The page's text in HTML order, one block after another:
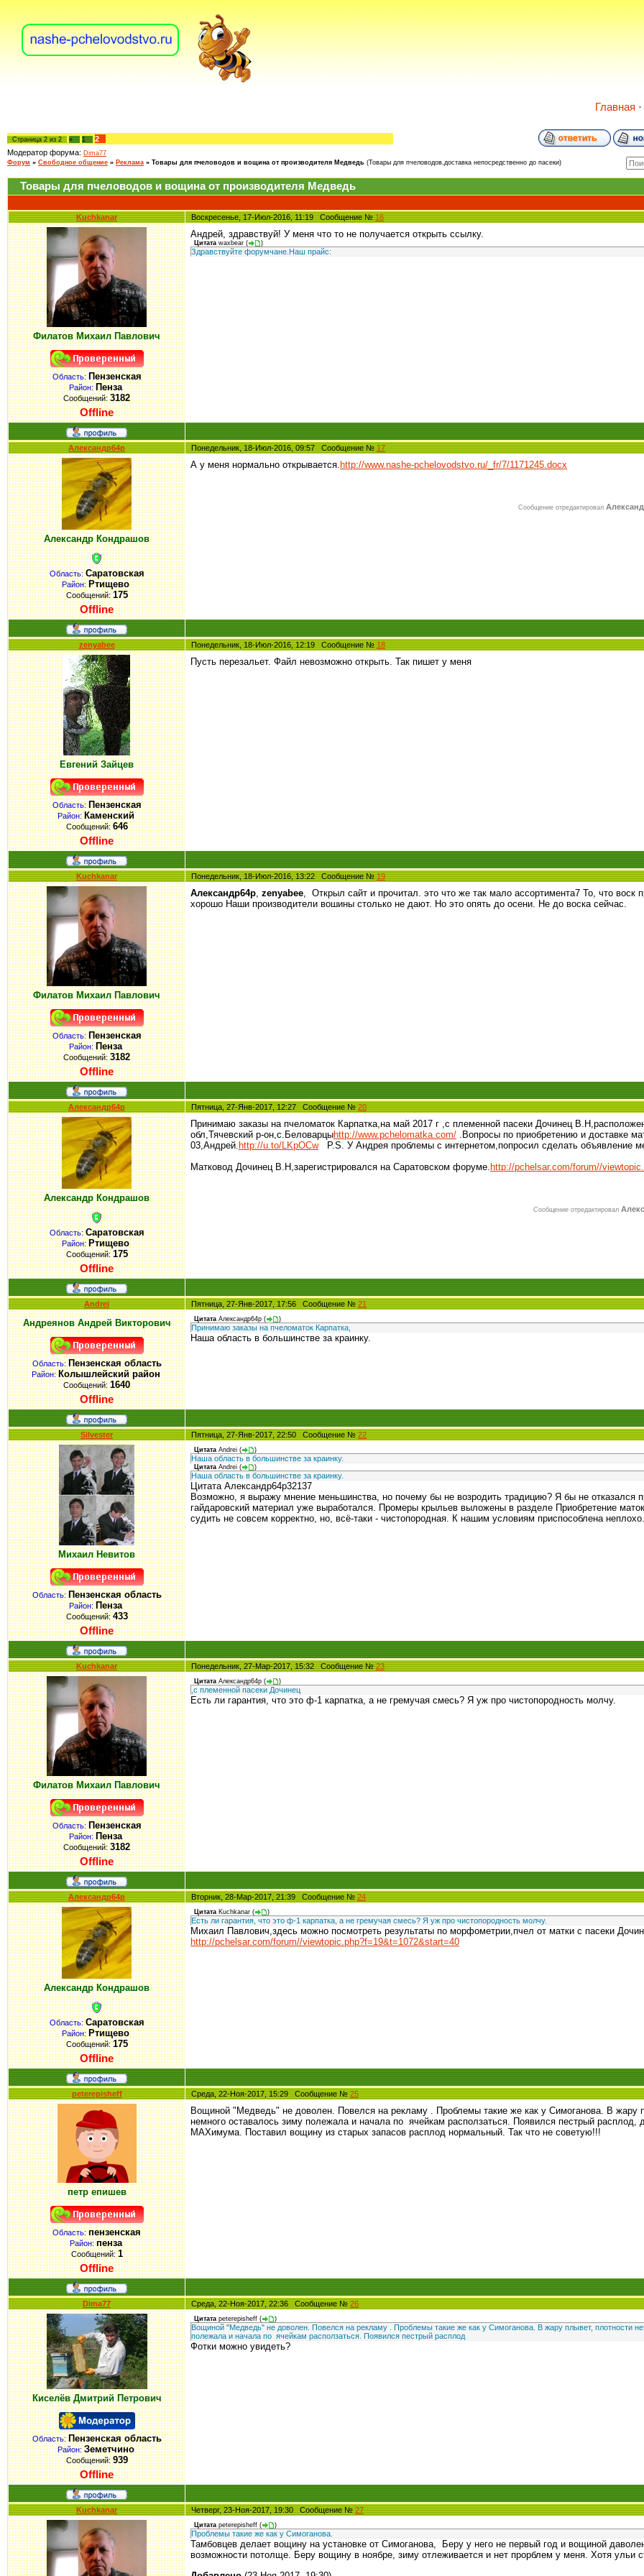
Главная ·
Страница2из2 « 1
2
Модератор форума: Dima77
Форум » Свободное общение » Реклама » Товары для пчеловодов и вощина от производителя Медведь (Товары для пчеловодов,доставка непосредственно до пасеки)
Товары для пчеловодов и вощина от производителя Медведь
Kuchkanar Воскресенье, 17-Июл-2016, 11:19 Сообщение № 16
Филатов Михаил Павлович
Область:Пензенская
Район: Пенза
Сообщений:3182
Offline
Андрей, здравствуй! У меня что то не получается открыть ссылку.
Цитата waxbear ( )
Здравствуйте форумчане.Наш прайс:
Александр64р Понедельник, 18-Июл-2016, 09:57 Сообщение № 17
Александр Кондрашов
Область:Саратовская
Район: Ртищево
Сообщений:175
Offline
А у меня нормально открывается. http://www.nashe-pchelovodstvo.ru/_fr/7/1171245.docx
Сообщение отредактировал
zenyabee Понедельник, 18-Июл-2016, 12:19 Сообщение №18
Евгений Зайцев
Область:Пензенская
Район: Каменский
Сообщений:646
Offline
Пусть перезальет. Файл невозможно открыть. Так пишет у меня
Kuchkanar Понедельник, 18-Июл-2016, 13:22 Сообщение №19
Филатов Михаил Павлович
Область:Пензенская
Район: Пенза
Сообщений:3182
Offline
Александр64р, zenyabee, Открыл сайт и прочитал. это что же так мало ассортимента7 То, что воск
хорошо Наши производители вошины столько не дают. Но это опять до осени. Не до воска сейчас.
Александр64р Пятница, 27-Янв-2017, 12:27 Сообщение №20
Александр Кондрашов
Область:Саратовская
Район: Ртищево
Сообщений:175
Offline
Принимаю заказы на пчеломаток Карпатка,на май 2017 г ,с племенной пасеки Дочинец
обл,Тячевский р-он,с.Беловарцыhttp://www.pchelomatka.com/ .Вопросы по приобретению и доставке
03,Андрей. http://u.to/LKpOCwP.S. У Андрея проблемы с интернетом,попросил сделать объявление
Матковод Дочинец В.Н,зарегистрировался на Саратовском форуме. http://pchelsar.com/forum//
Сообщение отредактировал
Andrei Пятница, 27-Янв-2017, 17:56 Сообщение №21
Андреянов Андрей Викторович
Область:Пензенская область
Район: Колышлейский район
Сообщений:1640
Offline
Цитата Александр64р ( )
Принимаю заказы на пчеломаток Карпатка,
Наша область в большинстве за краинку.
Silvester Пятница, 27-Янв-2017, 22:50 Сообщение №22
Михаил Невитов
Область:Пензенская область
Район: Пенза
Сообщений:433
Offline
Цитата Andrei ( )
Наша область в большинстве за краинку.
Цитата Andrei ( )
Наша область в большинстве за краинку.
Цитата Александр64р32137
Возможно, я выражу мнение меньшинства, но почему бы не возродить традицию? Я бы не отказался
гайдаровский материал уже выработался. Промеры крыльев выложены в разделе Приобретение
судить не совсем корректно, но, всё-таки - чистопородная. К нашим условиям приспособлена
Kuchkanar Понедельник, 27-Мар-2017, 15:32 Сообщение №23
Филатов Михаил Павлович
Область:Пензенская
Район: Пенза
Сообщений:3182
Offline
Цитата Александр64р ( )
,с племенной пасеки Дочинец
Есть ли гарантия, что это ф-1 карпатка, а не гремучая смесь? Я уж про чистопородность молчу.
Александр64р Вторник, 28-Мар-2017, 21:39 Сообщение №24
Александр Кондрашов
Область:Саратовская
Район: Ртищево
Сообщений:175
Offline
Цитата Kuchkanar ( )
Есть ли гарантия, что это ф-1 карпатка, а не гремучая смесь? Я уж про чистопородность молчу.
Михаил Павлович,здесь можно посмотреть результаты по морфометрии,пчел от матки с пасеки
http://pchelsar.com/forum//viewtopic.php?f=19&t=1072&start=40
peterepisheff Среда, 22-Ноя-2017, 15:29 Сообщение №25
петр епишев
Область:пензенская
Район: пенза
Сообщений:1
Offline
Вощиной "Медведь" не доволен. Повелся на рекламу . Проблемы такие же как у Симоганова. В жару
немного оставалось зиму полежала и начала по ячейкам расползаться. Появился пестрый расплод,
МАХимума. Поставил вощину из старых запасов расплод нормальный. Так что не советую!!!
Dima77 Среда, 22-Ноя-2017, 22:36 Сообщение №26
Киселёв Дмитрий Петрович
Область:Пензенская область
Район: Земетчино
Сообщений:939
Offline
Цитата peterepisheff ( )
Вощиной "Медведь" не доволен. Повелся на рекламу . Проблемы такие же как у Симоганова. В жару плывет, плотности
полежала и начала по ячейкам расползаться. Появился пестрый расплод
Фотки можно увидеть?
Kuchkanar Четверг, 23-Ноя-2017, 19:30 Сообщение №27
Цитата peterepisheff ( )
Проблемы такие же как у Симоганова.
Тамбовцев делает вощину на установке от Симоганова, Беру у него не первый год и вощиной
возможности потолще. Беру вощину в ноябре, зиму отлеживается и нет прорблем у меня. Хотя ульи